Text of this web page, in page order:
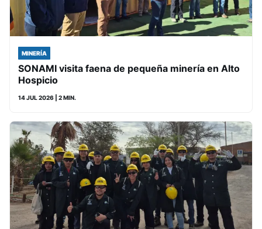
MINERÍA
SONAMI visita faena de pequeña minería en Alto
Hospicio
14 JUL 2026 | 2 MIN.